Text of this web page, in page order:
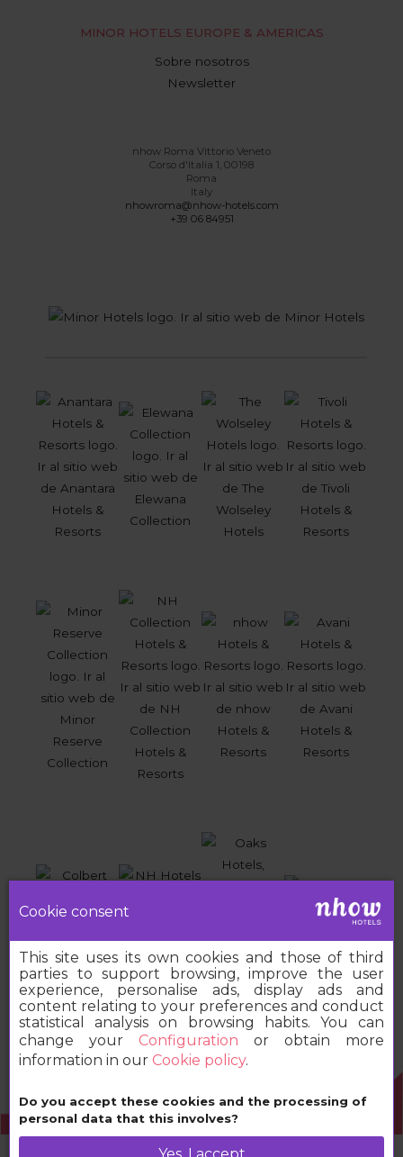
MINOR HOTELS EUROPE & AMERICAS
Sobre nosotros
Newsletter
nhow Roma Vittorio Veneto
Corso d'Italia 1, 00198
Roma
Italy
nhowroma@nhow-hotels.com
+39 06 84951
2026 MINOR HOTELS EUROPE & AMERICAS
Cookie consent
This site uses its own cookies and those of third
parties to support browsing, improve the user
experience, personalise ads, display ads and
content relating to your preferences and conduct
statistical analysis on browsing habits. You can
change your Configuration or obtain more
information in our Cookie policy.
Do you accept these cookies and the processing of
personal data that this involves?